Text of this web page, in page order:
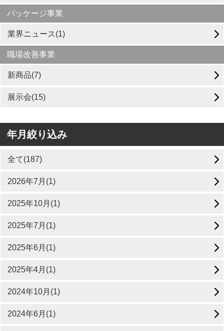
パッケージ事業
業界ニュース(1)
職場改善事業
新商品(7)
展示会(15)
年月絞り込み
全て(187)
2026年7月(1)
2025年10月(1)
2025年7月(1)
2025年6月(1)
2025年4月(1)
2024年10月(1)
2024年6月(1)